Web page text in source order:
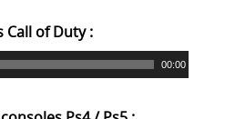
Call of Duty :
00:00